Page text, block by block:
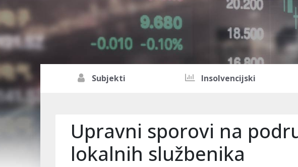
Subjekti Insolvencijski
Upravni sporovi na
lokalnih službenika